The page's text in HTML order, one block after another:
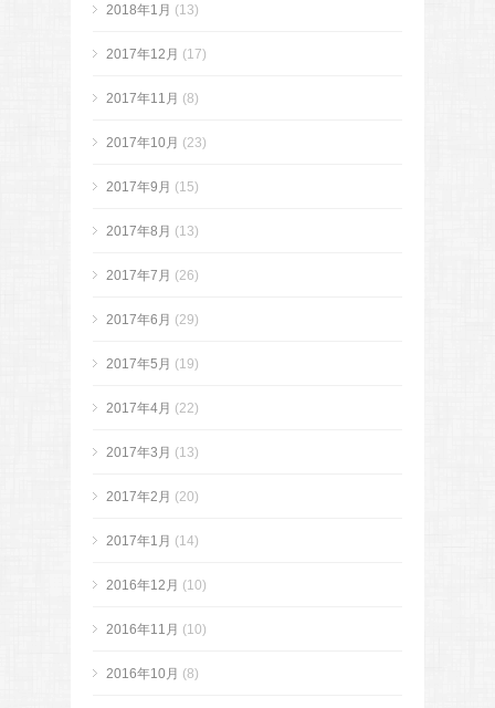
2018年1月 (13)
2017年12月 (17)
2017年11月 (8)
2017年10月 (23)
2017年9月 (15)
2017年8月 (13)
2017年7月 (26)
2017年6月 (29)
2017年5月 (19)
2017年4月 (22)
2017年3月 (13)
2017年2月 (20)
2017年1月 (14)
2016年12月 (10)
2016年11月 (10)
2016年10月 (8)